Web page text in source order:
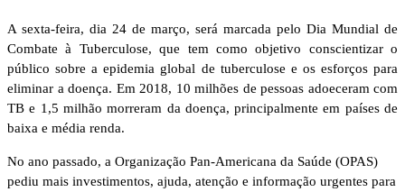
A sexta-feira, dia 24 de março, será marcada pelo Dia Mundial de
Combate à Tuberculose, que tem como objetivo conscientizar o
público sobre a epidemia global de tuberculose e os esforços para
eliminar a doença. Em 2018, 10 milhões de pessoas adoeceram com
TB e 1,5 milhão morreram da doença, principalmente em países de
baixa e média renda.
No ano passado, a Organização Pan-Americana da Saúde (OPAS)
pediu mais investimentos, ajuda, atenção e informação urgentes para